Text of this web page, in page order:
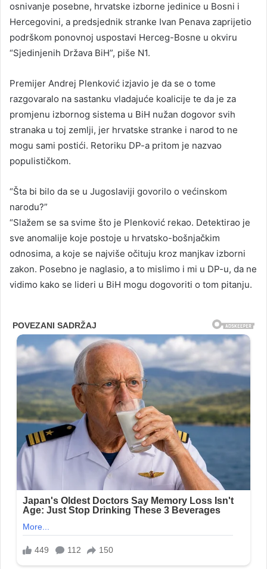
osnivanje posebne, hrvatske izborne jedinice u Bosni i
Hercegovini, a predsjednik stranke Ivan Penava zaprijetio
podrškom ponovnoj uspostavi Herceg-Bosne u okviru
“Sjedinjenih Država BiH”, piše N1.
Premijer Andrej Plenković izjavio je da se o tome
razgovaralo na sastanku vladajuće koalicije te da je za
promjenu izbornog sistema u BiH nužan dogovor svih
stranaka u toj zemlji, jer hrvatske stranke i narod to ne
mogu sami postići. Retoriku DP-a pritom je nazvao
populističkom.
“Šta bi bilo da se u Jugoslaviji govorilo o većinskom
narodu?”
“Slažem se sa svime što je Plenković rekao. Detektirao je
sve anomalije koje postoje u hrvatsko-bošnjačkim
odnosima, a koje se najviše očituju kroz manjkav izborni
zakon. Posebno je naglasio, a to mislimo i mi u DP-u, da ne
vidimo kako se lideri u BiH mogu dogovoriti o tom pitanju.